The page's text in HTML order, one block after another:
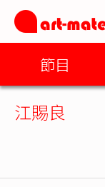
節目
江賜良